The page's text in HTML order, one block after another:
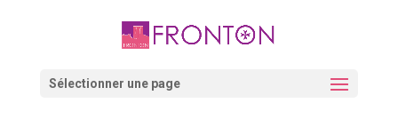
Sélectionner une page